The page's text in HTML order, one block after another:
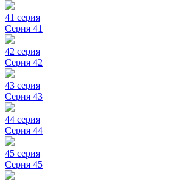
41 серия
Серия 41
42 серия
Серия 42
43 серия
Серия 43
44 серия
Серия 44
45 серия
Серия 45